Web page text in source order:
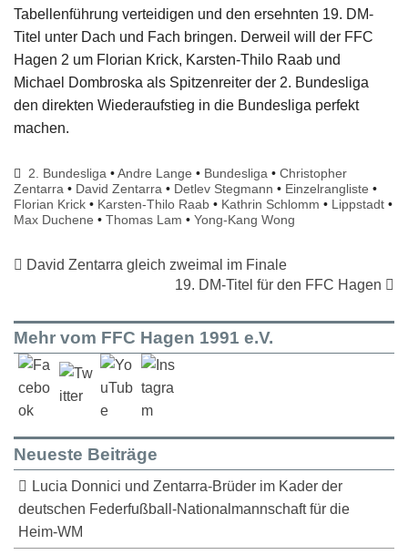
Tabellenführung verteidigen und den ersehnten 19. DM-
Titel unter Dach und Fach bringen. Derweil will der FFC
Hagen 2 um Florian Krick, Karsten-Thilo Raab und
Michael Dombroska als Spitzenreiter der 2. Bundesliga
den direkten Wiederaufstieg in die Bundesliga perfekt
machen.
2. Bundesliga •Andre Lange • Bundesliga •Christopher
Zentarra • David Zentarra • Detlev Stegmann • Einzelrangliste •
Florian Krick • Karsten-Thilo Raab • Kathrin Schlomm • Lippstadt •
Max Duchene • Thomas Lam • Yong-Kang Wong
David Zentarra gleich zweimal im Finale
19. DM-Titel für den FFC Hagen
Mehr vom FFC Hagen 1991 e.V.
Neueste Beiträge
Lucia Donnici und Zentarra-Brüder im Kader der
deutschen Federfußball-Nationalmannschaft für die
Heim-WM